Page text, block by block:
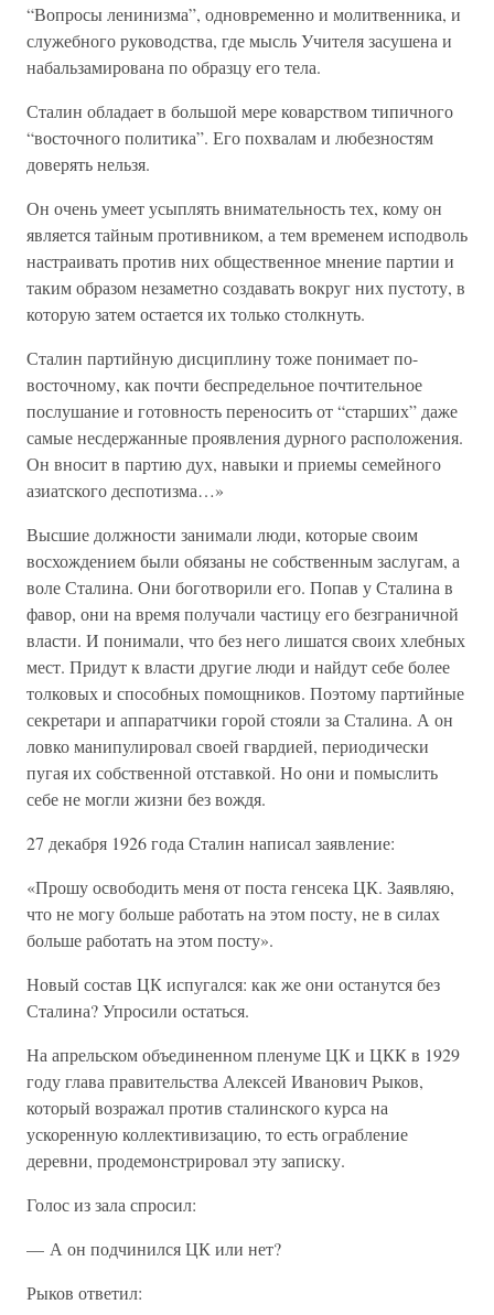
“Вопросы ленинизма”, одновременно и молитвенника, и
служебного руководства, где мысль Учителя засушена и
набальзамирована по образцу его тела.
Сталин обладает в большой мере коварством типичного
“восточного политика”. Его похвалам и любезностям
доверять нельзя.
Он очень умеет усыплять внимательность тех, кому он
является тайным противником, а тем временем исподволь
настраивать против них общественное мнение партии и
таким образом незаметно создавать вокруг них пустоту, в
которую затем остается их только столкнуть.
Сталин партийную дисциплину тоже понимает по-
восточному, как почти беспредельное почтительное
послушание и готовность переносить от “старших” даже
самые несдержанные проявления дурного расположения.
Он вносит в партию дух, навыки и приемы семейного
азиатского деспотизма…»
Высшие должности занимали люди, которые своим
восхождением были обязаны не собственным заслугам, а
воле Сталина. Они боготворили его. Попав у Сталина в
фавор, они на время получали частицу его безграничной
власти. И понимали, что без него лишатся своих хлебных
мест. Придут к власти другие люди и найдут себе более
толковых и способных помощников. Поэтому партийные
секретари и аппаратчики горой стояли за Сталина. А он
ловко манипулировал своей гвардией, периодически
пугая их собственной отставкой. Но они и помыслить
себе не могли жизни без вождя.
27 декабря 1926 года Сталин написал заявление:
«Прошу освободить меня от поста генсека ЦК. Заявляю,
что не могу больше работать на этом посту, не в силах
больше работать на этом посту».
Новый состав ЦК испугался: как же они останутся без
Сталина? Упросили остаться.
На апрельском объединенном пленуме ЦК и ЦКК в 1929
году глава правительства Алексей Иванович Рыков,
который возражал против сталинского курса на
ускоренную коллективизацию, то есть ограбление
деревни, продемонстрировал эту записку.
Голос из зала спросил:
— А он подчинился ЦК или нет?
Рыков ответил: